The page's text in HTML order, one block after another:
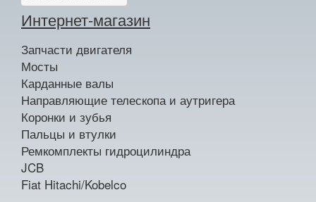
Интернет-магазин
Запчасти двигателя
Мосты
Карданные валы
Направляющие телескопа и аутригера
Коронки и зубья
Пальцы и втулки
Ремкомплекты гидроцилиндра
JCB
Fiat Hitachi/Kobelco